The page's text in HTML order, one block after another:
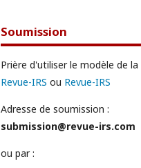
Soumission
Prière d'utiliser le modèle de la
Revue-IRS ou Revue-IRS
Adresse de soumission :
submission@revue-irs.com
ou par :